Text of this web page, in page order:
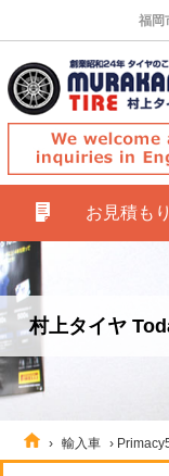
福岡
お見積もり
村上タイヤ
› 輸入車 ›